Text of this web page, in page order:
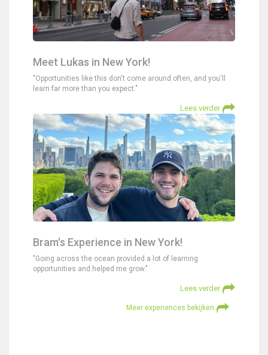
Meet Lukas in New York!
"Opportunities like this don't come around often, and you'll
learn far more than you expect."
Lees verder
Bram's Experience in New York!
"Going across the ocean provided a lot of learning
opportunities and helped me grow."
Lees verder
Meer experiences bekijken